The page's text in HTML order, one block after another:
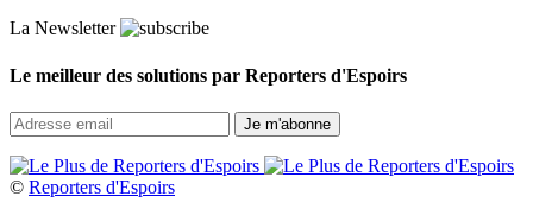
La Newsletter
Le meilleur des solutions par Reporters d'Espoirs
© Reporters d'Espoirs